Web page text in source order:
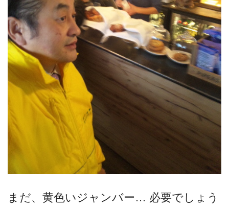
まだ、黄色いジャンバー… 必要でしょう